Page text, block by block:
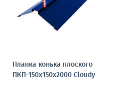
Планка конька плоского
ПКП-150х150х2000 Cloudy